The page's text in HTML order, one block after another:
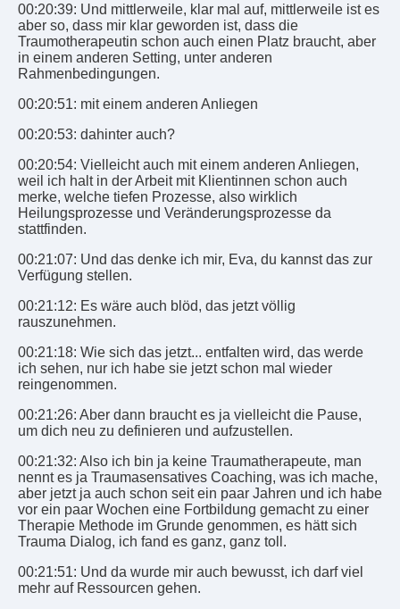
00:20:39: Und mittlerweile, klar mal auf, mittlerweile ist es
aber so, dass mir klar geworden ist, dass die
Traumotherapeutin schon auch einen Platz braucht, aber
in einem anderen Setting, unter anderen
Rahmenbedingungen.
00:20:51: mit einem anderen Anliegen
00:20:53: dahinter auch?
00:20:54: Vielleicht auch mit einem anderen Anliegen,
weil ich halt in der Arbeit mit Klientinnen schon auch
merke, welche tiefen Prozesse, also wirklich
Heilungsprozesse und Veränderungsprozesse da
stattfinden.
00:21:07: Und das denke ich mir, Eva, du kannst das zur
Verfügung stellen.
00:21:12: Es wäre auch blöd, das jetzt völlig
rauszunehmen.
00:21:18: Wie sich das jetzt... entfalten wird, das werde
ich sehen, nur ich habe sie jetzt schon mal wieder
reingenommen.
00:21:26: Aber dann braucht es ja vielleicht die Pause,
um dich neu zu definieren und aufzustellen.
00:21:32: Also ich bin ja keine Traumatherapeute, man
nennt es ja Traumasensatives Coaching, was ich mache,
aber jetzt ja auch schon seit ein paar Jahren und ich habe
vor ein paar Wochen eine Fortbildung gemacht zu einer
Therapie Methode im Grunde genommen, es hätt sich
Trauma Dialog, ich fand es ganz, ganz toll.
00:21:51: Und da wurde mir auch bewusst, ich darf viel
mehr auf Ressourcen gehen.